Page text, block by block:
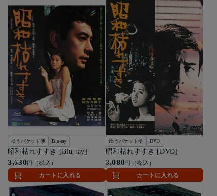
ゆうパケット便 Blu-ray
昭和枯れすすき [Blu-ray]
3,630円（税込）
カートに入れる
ゆうパケット便 DVD
昭和枯れすすき [DVD]
3,080円（税込）
カートに入れる